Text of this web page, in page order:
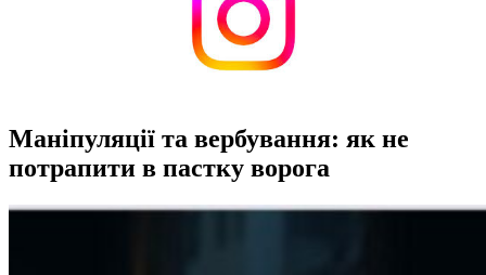
Маніпуляції та вербування: як не
потрапити в пастку ворога